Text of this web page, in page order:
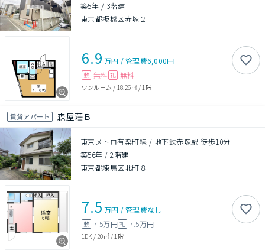
築5年 / 3階建
東京都板橋区赤塚２
6.9 万円 /管理費6,000円
敷 無料 礼 無料
ワンルーム / 18.26㎡/ 1階
賃貸アパート 森屋荘Ｂ
東京メトロ有楽町線 / 地下鉄赤塚駅 徒歩10分
築56年 /2階建
東京都練馬区北町８
7.5 万円 /管理費なし
敷 7.5万円礼 7.5万円
1DK / 20㎡/ 1階